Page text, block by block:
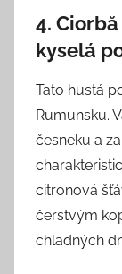
4.
kyselá
Tato hustá
Rumunsku.
česneku a
citronová
čerstvým
chladných